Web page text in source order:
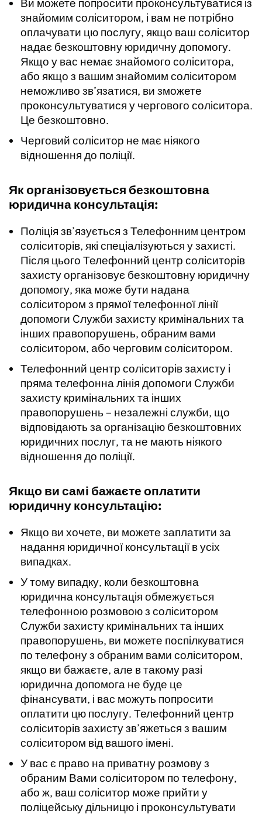
Ви можете попросити проконсультуватися із
знайомим соліситором, і вам не потрібно
оплачувати цю послугу, якщо ваш соліситор
надає безкоштовну юридичну допомогу.
Якщо у вас немає знайомого соліситора,
або якщо з вашим знайомим соліситором
неможливо зв’язатися, ви зможете
проконсультуватися у чергового соліситора.
Це безкоштовно.
Черговий соліситор не має ніякого
відношення до поліції.
Як організовується безкоштовна
юридична консультація:
Поліція зв’язується з Телефонним центром
соліситорів, які спеціалізуються у захисті.
Після цього Телефонний центр соліситорів
захисту організовує безкоштовну юридичну
допомогу, яка може бути надана
соліситором з прямої телефонної лінії
допомоги Cлужби захисту кримінальних та
інших правопорушень, обраним вами
соліситором, або черговим соліситором.
Телефонний центр соліситорів захисту і
пряма телефонна лінія допомоги Cлужби
захисту кримінальних та інших
правопорушень – незалежні служби, що
відповідають за організацію безкоштовних
юридичних послуг, та не мають ніякого
відношення до поліції.
Якщо ви самі бажаєте оплатити
юридичну консультацію:
Якщо ви хочете, ви можете заплатити за
надання юридичної консультації в усіх
випадках.
У тому випадку, коли безкоштовна
юридична консультація обмежується
телефонною розмовою з соліситором
Cлужби захисту кримінальних та інших
правопорушень, ви можете поспілкуватися
по телефону з обраним вами соліситором,
якщо ви бажаєте, але в такому разі
юридична допомога не буде це
фінансувати, і вас можуть попросити
оплатити цю послугу. Телефонний центр
соліситорів захисту зв’яжеться з вашим
соліситором від вашого імені.
У вас є право на приватну розмову з
обраним Вами соліситором по телефону,
або ж, ваш соліситор може прийти у
поліцейську дільницю і проконсультувати